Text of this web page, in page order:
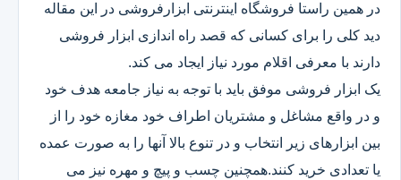
در همین راستا فروشگاه اینترنتی ابزارفروشی در این مقاله
دید کلی را برای کسانی که قصد راه اندازی ابزار فروشی
دارند با معرفی اقلام مورد نیاز ایجاد می کند.
یک ابزار فروشی موفق باید با توجه به نیاز جامعه هدف خود
و در واقع مشاغل و مشتریان اطراف خود مغازه خود را از
بین ابزارهای زیر انتخاب و در تنوع بالا آنها را به صورت عمده
یا تعدادی خرید کنند.همچنین چسب و پیچ و مهره نیز می